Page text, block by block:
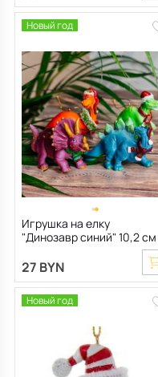
Новый год
Игрушка на елку
"Динозавр синий" 10,2 см
27 BYN
Новый год